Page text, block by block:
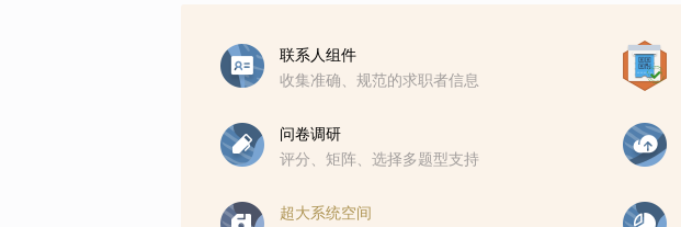
联系人组件
收集准确、规范的求职者信息
问卷调研
评分、矩阵、选择多题型支持
超大系统空间